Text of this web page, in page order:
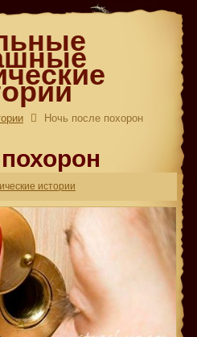
Ночь после похорон
истории